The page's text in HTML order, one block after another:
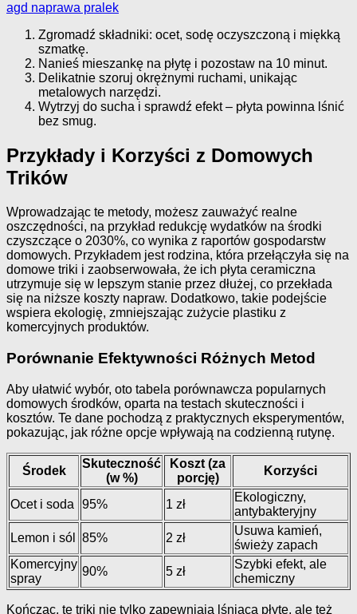
agd naprawa pralek
Zgromadź składniki: ocet, sodę oczyszczoną i miękką
szmatkę.
Nanieś mieszankę na płytę i pozostaw na 10 minut.
Delikatnie szoruj okrężnymi ruchami, unikając
metalowych narzędzi.
Wytrzyj do sucha i sprawdź efekt – płyta powinna lśnić
bez smug.
Przykłady i Korzyści z Domowych
Trików
Wprowadzając te metody, możesz zauważyć realne
oszczędności, na przykład redukcję wydatków na środki
czyszczące o 2030%, co wynika z raportów gospodarstw
domowych. Przykładem jest rodzina, która przełączyła się na
domowe triki i zaobserwowała, że ich płyta ceramiczna
utrzymuje się w lepszym stanie przez dłużej, co przekłada
się na niższe koszty napraw. Dodatkowo, takie podejście
wspiera ekologię, zmniejszając zużycie plastiku z
komercyjnych produktów.
Porównanie Efektywności Różnych Metod
Aby ułatwić wybór, oto tabela porównawcza popularnych
domowych środków, oparta na testach skuteczności i
kosztów. Te dane pochodzą z praktycznych eksperymentów,
pokazując, jak różne opcje wpływają na codzienną rutynę.
Środek
Skuteczność
(w %)
Koszt (za
porcję)
Korzyści
Ocet i soda 95% 1 zł
Ekologiczny,
antybakteryjny
Lemon i sól
85% 2 zł
Usuwa kamień,
świeży zapach
Komercyjny
spray
90% 5 zł
Szybki efekt, ale
chemiczny
Kończąc, te triki nie tylko zapewniają lśniącą płytę, ale też